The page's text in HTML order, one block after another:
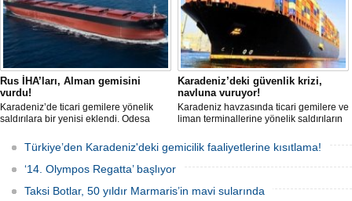
Rus İHA’ları, Alman gemisini
vurdu!
Karadeniz’de ticari gemilere yönelik
saldırılara bir yenisi eklendi. Odesa
aldığı Alman işletmesindeki Emil
gemisinde yangın çıktı; teknik sistemler
durunca mürettebat tahliye edildi.
Karadeniz’deki güvenlik krizi,
navluna vuruyor!
Karadeniz havzasında ticari gemilere ve
liman terminallerine yönelik saldırıların
sekteye uğrattı. Risk artışıyla birlikte
ortalama petrol tankeri maliyetleri 300
bin doları aşarken, savaş sigortası
fiyatlarında yüzde 50’yi geçen
Türkiye’den Karadeniz'deki gemicilik faaliyetlerine kısıtlama!
‘14. Olympos Regatta’ başlıyor
Taksi Botlar, 50 yıldır Marmaris’in mavi sularında